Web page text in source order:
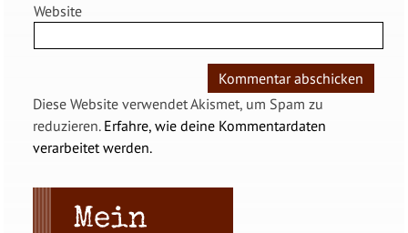
Website
Diese Website verwendet Akismet, um Spam zu
reduzieren. Erfahre, wie deine Kommentardaten
verarbeitet werden.